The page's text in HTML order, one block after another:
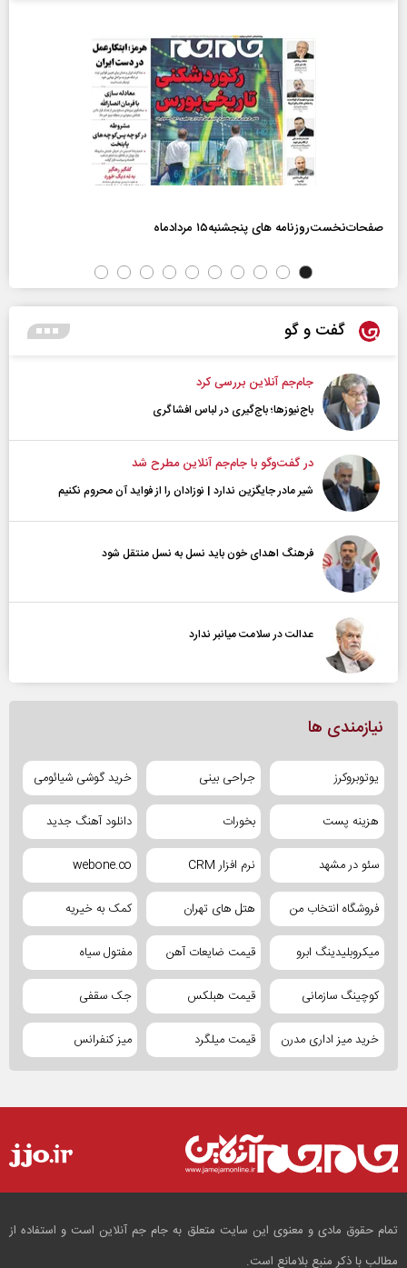
صفحات‌نخست‌روزنامه ها‌ی پنجشنبه‌۱۵ مردادماه
گفت و گو
جام‌جم آنلاین بررسی کرد
باج‌نیوزها؛ باج‌گیری در لباس افشاگری
در گفت‌و‌گو با جام‌جم آنلاین مطرح شد
شیر مادر جایگزین ندارد | نوزادان را از فواید آن محروم نکنیم
فرهنگ اهدای خون باید نسل به نسل منتقل شود
عدالت در سلامت میانبر ندارد
نیازمندی ها
یوتوبروکرز جراحی بینی خرید گوشی شیائومی
هزینه پست بخورات دانلود آهنگ جدید
سئو در مشهد نرم افزار CRM webone.co
فروشگاه انتخاب من هتل های تهران کمک به خیریه
میکروبلیدینگ ابرو قیمت ضایعات آهن مفتول سیاه
کوچینگ سازمانی قیمت هبلکس جک سقفی
خرید میز اداری مدرن قیمت میلگرد میز کنفرانس
تمام حقوق مادی و معنوی این سایت متعلق به جام جم آنلاین است و استفاده از
مطالب با ذکر منبع بلامانع است.